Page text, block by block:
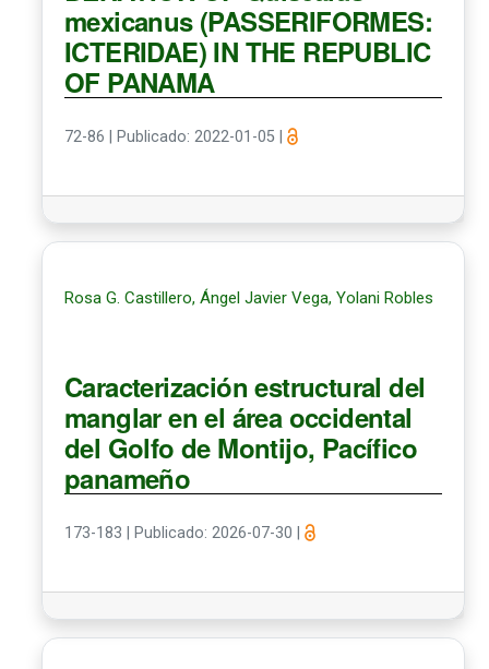
mexicanus (PASSERIFORMES:
ICTERIDAE) IN THE REPUBLIC
OF PANAMA
72-86 Publicado: 2022-01-05
Rosa G. Castillero, Ángel Javier Vega, Yolani Robles
Caracterización estructural del
manglar en el área occidental
del Golfo de Montijo, Pacífico
panameño
173-183 Publicado: 2026-07-30